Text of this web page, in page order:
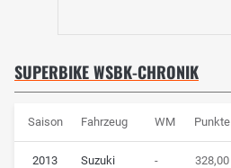
SUPERBIKE WSBK-CHRONIK
Saison Fahrzeug WM Punkte
2013 Suzuki - 328,00